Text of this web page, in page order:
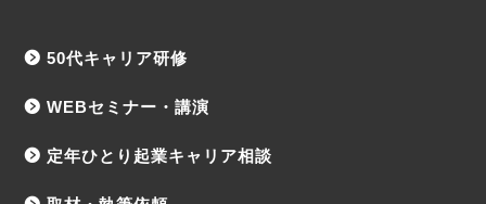
50代キャリア研修
WEBセミナー・講演
定年ひとり起業キャリア相談